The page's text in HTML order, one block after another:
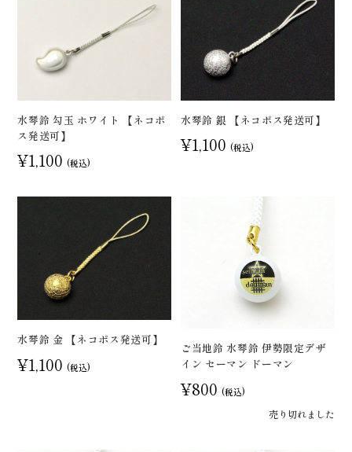
水琴鈴 勾玉 ホワイト 【ネコポ
ス発送可】
¥1,100 (税込)
水琴鈴 銀 【ネコポス発送可】
¥1,100 (税込)
水琴鈴 金 【ネコポス発送可】
¥1,100 (税込)
ご当地鈴 水琴鈴 伊勢限定デザ
イン セーマン ドーマン
¥800 (税込)
売り切れました